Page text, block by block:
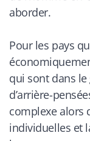
aborder.
Pour les pays
qui sont dans
d’arrière-
complexe alors
individuelles et